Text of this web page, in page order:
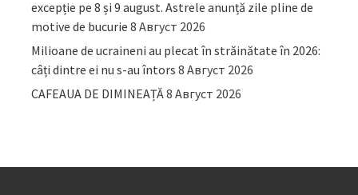
excepție pe 8 și 9 august. Astrele anunță zile pline de
motive de bucurie 8 Август 2026
Milioane de ucraineni au plecat în străinătate în 2026:
câți dintre ei nu s-au întors 8 Август 2026
CAFEAUA DE DIMINEAȚĂ8 Август 2026